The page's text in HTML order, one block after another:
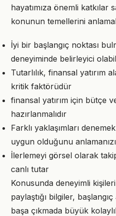
hayatımıza önemli katkılar
konunun temellerini
İyi bir başlangıç noktası
deneyiminde belirleyici
Tutarlılık, finansal yatırım
kritik faktörüdür
finansal yatırım için bütçe
hazırlanmalıdır
Farklı yaklaşımları
uygun olduğunu
İlerlemeyi görsel olarak
canlı tutar
Konusunda deneyimli
paylaştığı bilgiler,
başa çıkmada büyük